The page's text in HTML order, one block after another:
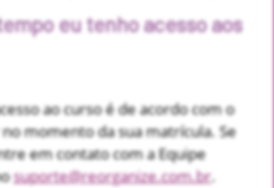
eu tenho acesso aos
ao curso é de acordo com o
momento da sua matrícula. Se
em contato com a Equipe
suporte@reorganize.com.br.